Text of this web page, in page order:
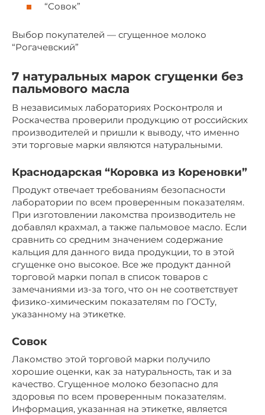
“Совок”
Выбор покупателей — сгущенное молоко
“Рогачевский”
7 натуральных марок сгущенки без
пальмового масла
В независимых лабораториях Росконтроля и
Роскачества проверили продукцию от российских
производителей и пришли к выводу, что именно
эти торговые марки являются натуральными.
Краснодарская “Коровка из Кореновки”
Продукт отвечает требованиям безопасности
лаборатории по всем проверенным показателям.
При изготовлении лакомства производитель не
добавлял крахмал, а также пальмовое масло. Если
сравнить со средним значением содержание
кальция для данного вида продукции, то в этой
сгущенке оно высокое. Все же продукт данной
торговой марки попал в список товаров с
замечаниями из-за того, что он не соответствует
физико-химическим показателям по ГОСТу,
указанному на этикетке.
Совок
Лакомство этой торговой марки получило
хорошие оценки, как за натуральность, так и за
качество. Сгущенное молоко безопасно для
здоровья по всем проверенным показателям.
Информация, указанная на этикетке, является